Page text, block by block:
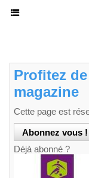
Profitez
magazine
Cette page est
Déjà abonné ?